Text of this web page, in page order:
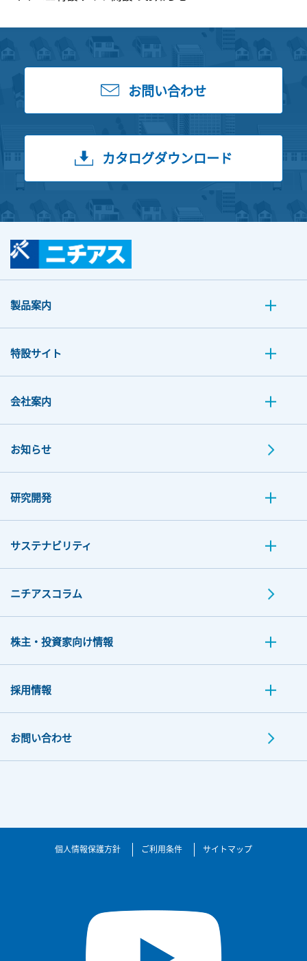
お問い合わせ
カタログダウンロード
製品案内
特設サイト
会社案内
お知らせ
研究開発
サステナビリティ
ニチアスコラム
株主・投資家向け情報
採用情報
お問い合わせ
個人情報保護方針 ご利用条件 サイトマップ